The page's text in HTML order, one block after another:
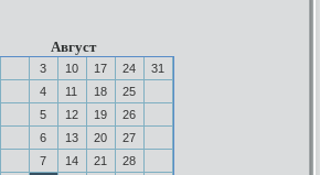
Август
3 10 17 24
31
4 11 18
25
5 12 19
26
6 13 20
27
7 14 21
28